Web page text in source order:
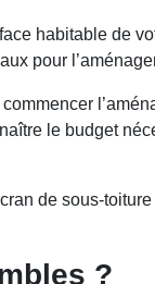
habitable de
pour
le budget
de sous-
?